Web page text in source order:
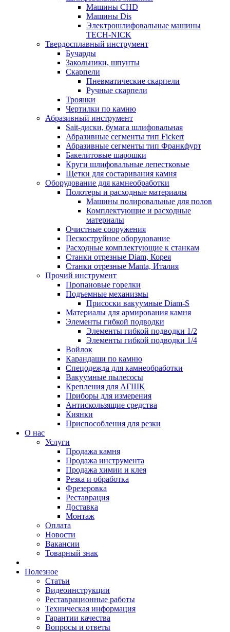
Машины CHD
Машины Dis
Электрошлифовальные машины
TECH-NICK
Твердосплавный инструмент
Бучарды
Закольники, шпунты
Скарпели
Пневматические скарпели
Ручные скарпели
Троянки
Чертилки по камню
Абразивный инструмент
Sait-диски, бумага шлифовальная
Абразивные сегменты тип Fickert
Абразивные сегменты тип Франкфурт
Бакелитовые шарошки
Круги шлифовальные лепестковые
Щетки для состаривания камня
Оборудование для камнеобработки
Полотеры и расходные материалы
Машины полировальные для полов
Комплектующие и расходные
материалы
Очистные сооружения
Пескоструйное оборудование
Расходные комплектующие к станкам
Станки отрезные Diam, Корея
Станки отрезные Manta, Италия
Прочий инструмент
Пропановые горелки
Подъeмные механизмы
Присоски вакуумные Diam-S
Материалы для армирования камня
Элементы гибкой подводки
Элементы гибкой подводки 1/2
Элементы гибкой подводки 1/4
Войлок
Карандаши по камню
Спецодежда для камнеобработки
Вакуумные пылесосы
Крепления для АГШК
Приборы для измерения
Антискользящие средства
Киянки
Приспособления для резки
О нас
Услуги
Продажа камня
Продажа инструмента
Продажа химии и клея
Резка и обработка
Фрезеровка
Реставрация
Доставка
Монтаж
Оплата
Новости
Вакансии
Товарный знак
Полезное
Статьи
Видеоинструкции
Реставрационные работы
Техническая информация
Гарантии качества
Вопросы и ответы